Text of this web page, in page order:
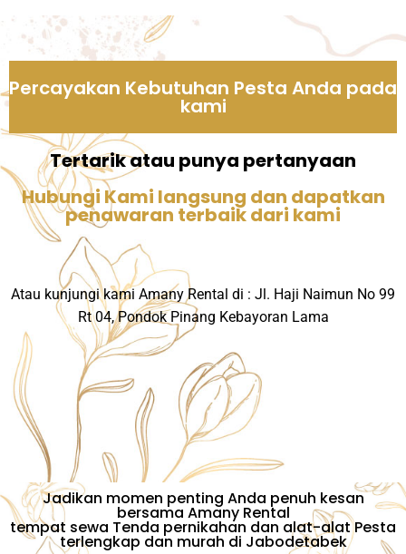
Percayakan Kebutuhan Pesta Anda pada
kami
Tertarik atau punya pertanyaan
Hubungi Kami langsung dan dapatkan
penawaran terbaik dari kami
Atau kunjungi kami Amany Rental di : Jl. Haji Naimun No 99
Rt 04, Pondok Pinang Kebayoran Lama
Jadikan momen penting Anda penuh kesan
bersama Amany Rental
tempat sewa Tenda pernikahan dan alat-alat Pesta
terlengkap dan murah di Jabodetabek